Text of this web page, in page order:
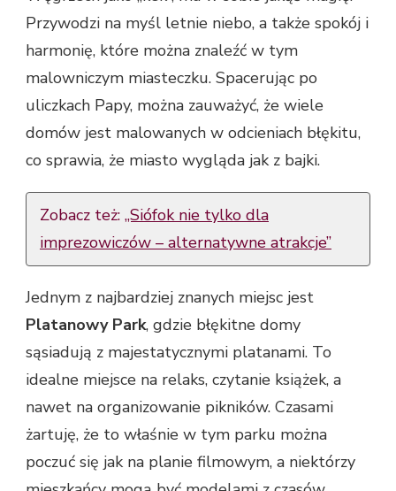
Przywodzi na myśl letnie niebo, a także spokój i
harmonię, które można znaleźć w tym
malowniczym miasteczku. Spacerując po
uliczkach Papy, można zauważyć, że wiele
domów jest malowanych w odcieniach błękitu,
co sprawia, że miasto wygląda jak z bajki.
Zobacz też: „Siófok nie tylko dla
imprezowiczów – alternatywne atrakcje”
Jednym z najbardziej znanych miejsc jest
Platanowy Park, gdzie błękitne domy
sąsiadują z majestatycznymi platanami. To
idealne miejsce na relaks, czytanie książek, a
nawet na organizowanie pikników. Czasami
żartuję, że to właśnie w tym parku można
poczuć się jak na planie filmowym, a niektórzy